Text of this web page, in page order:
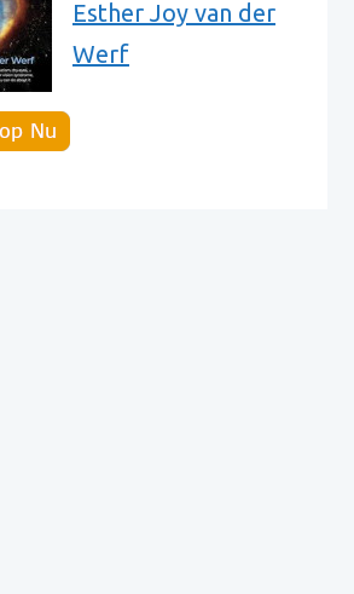
Esther Joy van der
Werf